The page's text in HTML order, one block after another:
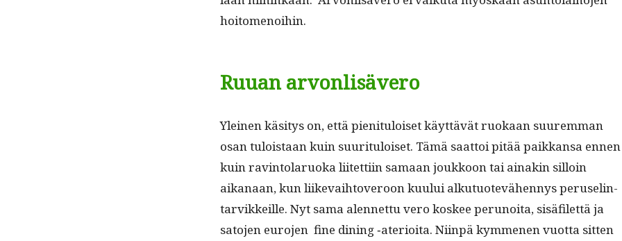
hoitomenoihin.
Ruuan arvonlisävero
Yleinen käsi­tys on, että pien­i­t­u­loiset käyt­tävät ruokaan suurem­man
osan tulois­taan kuin suu­rit­u­loiset. Tämä saat­toi pitää paikkansa ennen
kuin rav­in­to­laruo­ka liitet­ti­in samaan joukkoon tai ainakin sil­loin
aikanaan, kun liike­vai­h­toveroon kuu­lui alku­tuotevähen­nys peruselin­
tarvikkeille. Nyt sama alen­net­tu vero kos­kee perunoi­ta, sisä­filet­tä ja
sato­jen euro­jen fine din­ing ‑ate­ri­oi­ta. Niin­pä kymme­nen vuot­ta sit­ten